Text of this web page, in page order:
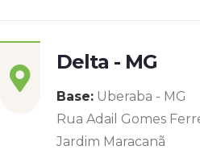
Delta - MG
Base: Uberaba - MG
Rua Adail Gomes
Jardim Maracanã